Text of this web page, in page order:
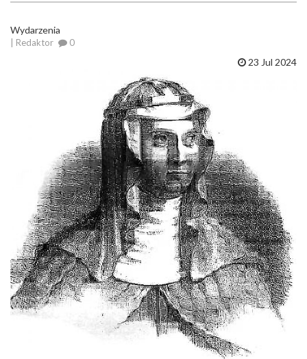
Wydarzenia
| Redaktor 0
23 Jul 2024